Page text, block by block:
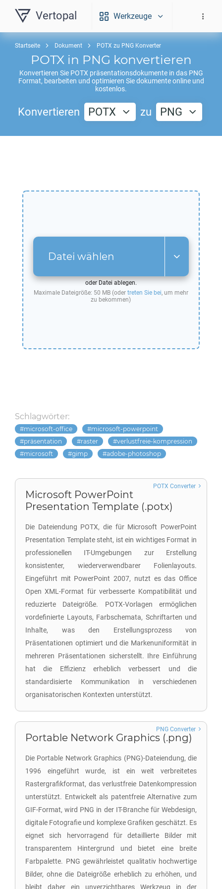
Vertopal Werkzeuge
Startseite Dokument POTX zu PNG Konverter
POTXin PNG konvertieren
Konvertieren Sie POTX präsentationsdokumente in das PNG
Format, bearbeiten und optimieren Sie dokumente online und
kostenlos.
Konvertieren POTX zu PNG
Datei wählen
oder Datei ablegen.
Maximale Dateigröße: 50 MB (oder treten Sie bei, um mehr
zu bekommen)
Schlagwörter:
microsoft-office
microsoft-powerpoint
präsentation
raster
verlustfreie-kompression
microsoft
gimp adobe-photoshop
Microsoft PowerPoint
Presentation Template (.potx)
Die Dateiendung POTX, die für Microsoft PowerPoint
Presentation Template steht, ist ein wichtiges Format in
professionellen IT-Umgebungen zur Erstellung
konsistenter, wiederverwendbarer Folienlayouts.
Eingeführt mit PowerPoint 2007, nutzt es das Office
Open XML-Format für verbesserte Kompatibilität und
reduzierte Dateigröße. POTX-Vorlagen ermöglichen
vordefinierte Layouts, Farbschemata, Schriftarten und
Inhalte, was den Erstellungsprozess von
Präsentationen optimiert und die Markenuniformität in
mehreren Präsentationen sicherstellt. Ihre Einführung
hat die Effizienz erheblich verbessert und die
standardisierte Kommunikation in verschiedenen
organisatorischen Kontexten unterstützt.
POTX Converter
Portable Network Graphics (.png)
Die Portable Network Graphics (PNG)-Dateiendung, die
1996 eingeführt wurde, ist ein weit verbreitetes
Rastergrafikformat, das verlustfreie Datenkompression
unterstützt. Entwickelt als patentfreie Alternative zum
GIF-Format, wird PNG in der IT-Branche für Webdesign,
digitale Fotografie und komplexe Grafiken geschätzt. Es
eignet sich hervorragend für detaillierte Bilder mit
transparentem Hintergrund und bietet eine breite
Farbpalette. PNG gewährleistet qualitativ hochwertige
Bilder, ohne die Dateigröße erheblich zu erhöhen, und
bleibt daher ein unverzichtbares Werkzeug in der
PNG Converter